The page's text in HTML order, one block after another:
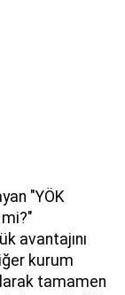
"YÖK
avantajını
kurum
tamamen